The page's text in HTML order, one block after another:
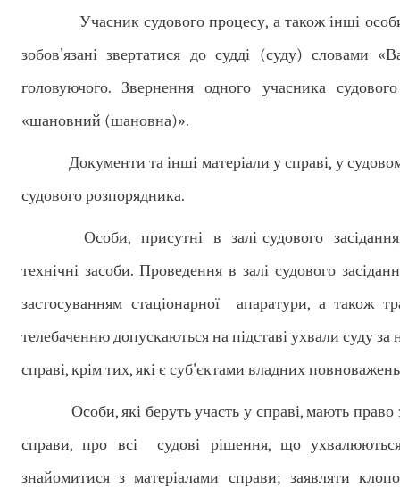
Учасник судового процесу, а також інші особи,
зобов’язані звертатися до судді (суду) словами
головуючого. Звернення одного учасника
«шановний (шановна)».
Документи та інші матеріали у справі, у
судового розпорядника.
Особи, присутні в залі судового засідання,
технічні засоби. Проведення в залі судового
застосуванням стаціонарної апаратури, а також
телебаченню допускаються на підставі ухвали суду за
справі, крім тих, які є суб'єктами владних
Особи, які беруть участь у справі, мають право
справи, про всі судові рішення, що ухвалюються
знайомитися з матеріалами справи; заявляти